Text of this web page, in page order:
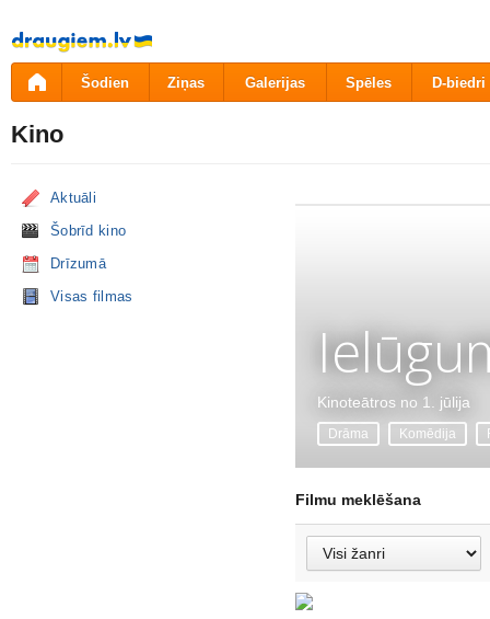
Pāriet
uz
saturu
Šodien Ziņas Galerijas Spēles D-biedri
Kino
Aktuāli
Šobrīd kino
Drīzumā
Visas filmas
Kinoteātros no 1. jūlija
Drāma Komēdija
Filmu meklēšana